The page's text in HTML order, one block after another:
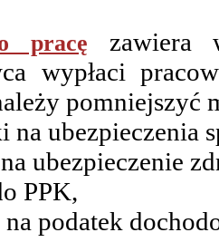
pracę zawiera
wypłaci
pomniejszyć
na ubezpieczenia
ubezpieczenie
PPK,
podatek